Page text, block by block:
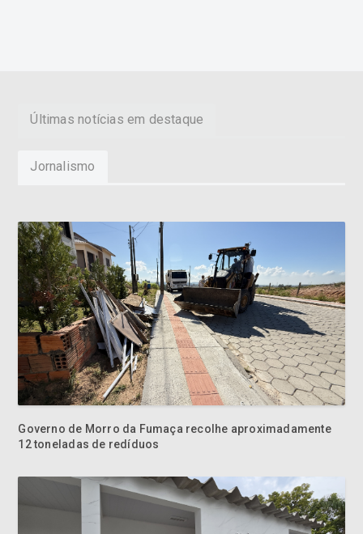
Últimas notícias em destaque
Jornalismo
Governo de Morro da Fumaça recolhe aproximadamente
12 toneladas de redíduos